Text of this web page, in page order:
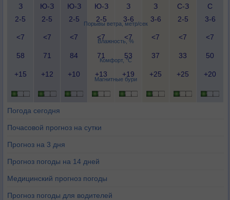
Порывы ветра, метр/сек
Влажность, %
Комфорт, °C
Магнитные бури
З
2-5
Ю-З
2-5
Ю-З
2-5
Ю-З
2-5
З
3-6
З
3-6
С-З
2-5
С
3-6
<7 <7 <7 <7 <7 <7 <7 <7
58 71 84 71 53 37 33 50
+15 +12 +10 +13 +19 +25 +25 +20
Погода сегодня
Почасовой прогноз на сутки
Прогноз на 3 дня
Прогноз погоды на 14 дней
Медицинский прогноз погоды
Прогноз погоды для водителей